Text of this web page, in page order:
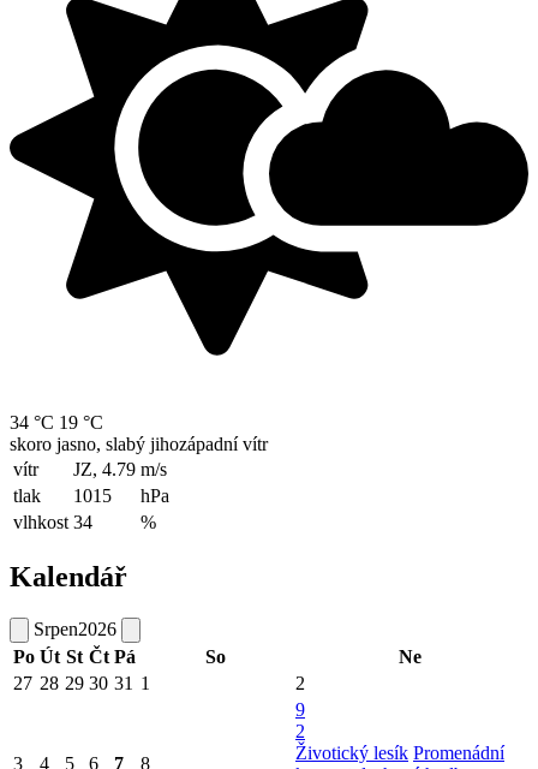
34 °C 19 °C
skoro jasno, slabý jihozápadní vítr
vítr
JZ, 4.79 m/s
tlak
1015
hPa
vlhkost 34 %
Kalendář
Srpen2026
Po Út St Čt Pá So
Ne
27 28 29 30 31 1 2
3 4 5 6 7 8
9
2
Životický lesík Promenádní